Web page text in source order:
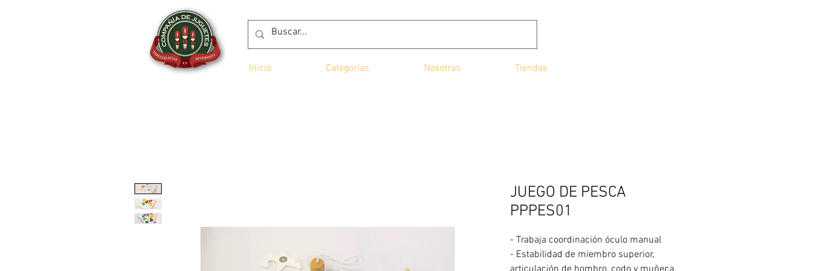
Inicio Categorías Nosotros Tiendas
JUEGO DE PESCA
PPPES01
- Trabaja coordinación óculo manual
- Estabilidad de miembro superior,